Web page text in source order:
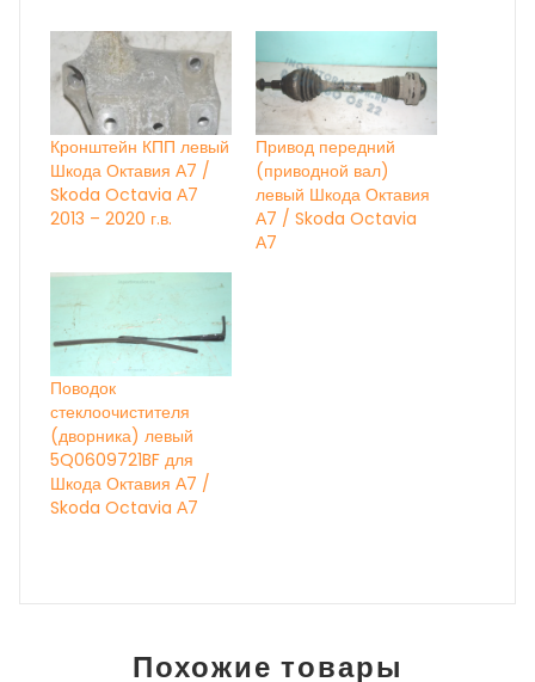
Кронштейн КПП левый
Шкода Октавия А7 /
Skoda Octavia А7
2013 – 2020 г.в.
Привод передний
(приводной вал)
левый Шкода Октавия
А7 / Skoda Octavia
А7
Поводок
стеклоочистителя
(дворника) левый
5Q0609721BF для
Шкода Октавия А7 /
Skoda Octavia А7
Похожие товары